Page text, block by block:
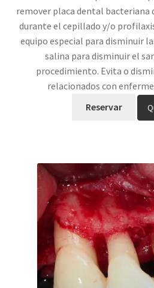
remover placa dental bacteriana
durante el cepillado y/o
equipo especial para disminuir
salina para disminuir el
procedimiento. Evita o
relacionados con
Reservar